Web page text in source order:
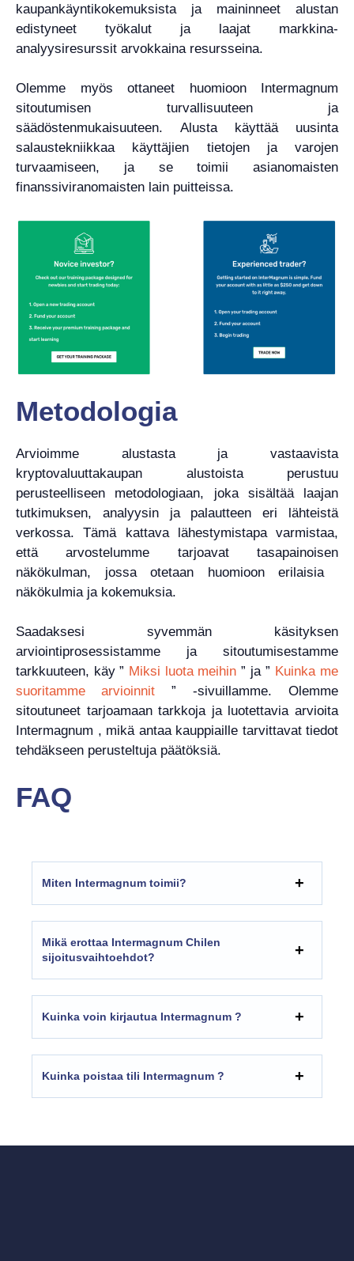
kaupankäyntikokemuksista ja maininneet alustan
edistyneet työkalut ja laajat markkina-
analyysiresurssit arvokkaina resursseina.
Olemme myös ottaneet huomioon Intermagnum
sitoutumisen turvallisuuteen ja
säädöstenmukaisuuteen. Alusta käyttää uusinta
salaustekniikkaa käyttäjien tietojen ja varojen
turvaamiseen, ja se toimii asianomaisten
finanssiviranomaisten lain puitteissa.
Metodologia
Arvioimme alustasta ja vastaavista
kryptovaluuttakaupan alustoista perustuu
perusteelliseen metodologiaan, joka sisältää laajan
tutkimuksen, analyysin ja palautteen eri lähteistä
verkossa. Tämä kattava lähestymistapa varmistaa,
että arvostelumme tarjoavat tasapainoisen
näkökulman, jossa otetaan huomioon erilaisia ​​
näkökulmia ja kokemuksia.
Saadaksesi syvemmän käsityksen
arviointiprosessistamme ja sitoutumisestamme
tarkkuuteen, käy ” Miksi luota meihin ” ja ” Kuinka me
suoritamme arvioinnit ” -sivuillamme. Olemme
sitoutuneet tarjoamaan tarkkoja ja luotettavia arvioita
Intermagnum , mikä antaa kauppiaille tarvittavat tiedot
tehdäkseen perusteltuja päätöksiä.
FAQ
Miten Intermagnum toimii?
Mikä erottaa Intermagnum Chilen
sijoitusvaihtoehdot?
Kuinka voin kirjautua Intermagnum ?
Kuinka poistaa tili Intermagnum ?